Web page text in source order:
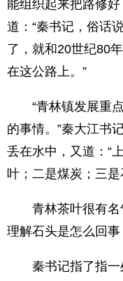
能组织起来把路修
道：“秦书记，俗话
了，就和20世纪80
在这公路上。”
“青林镇发展重点
的事情。”秦大江书
丢在水中，又道：“
叶；二是煤炭；三是
青林茶叶很有名
理解石头是怎么回事
秦书记指了指一